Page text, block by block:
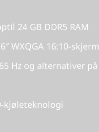
24 GB DDR5 RAM
WXQGA 16:10-skjerm
Hz og alternativer på
kjøleteknologi